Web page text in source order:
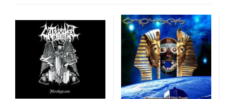
Voir
en
tant
que: